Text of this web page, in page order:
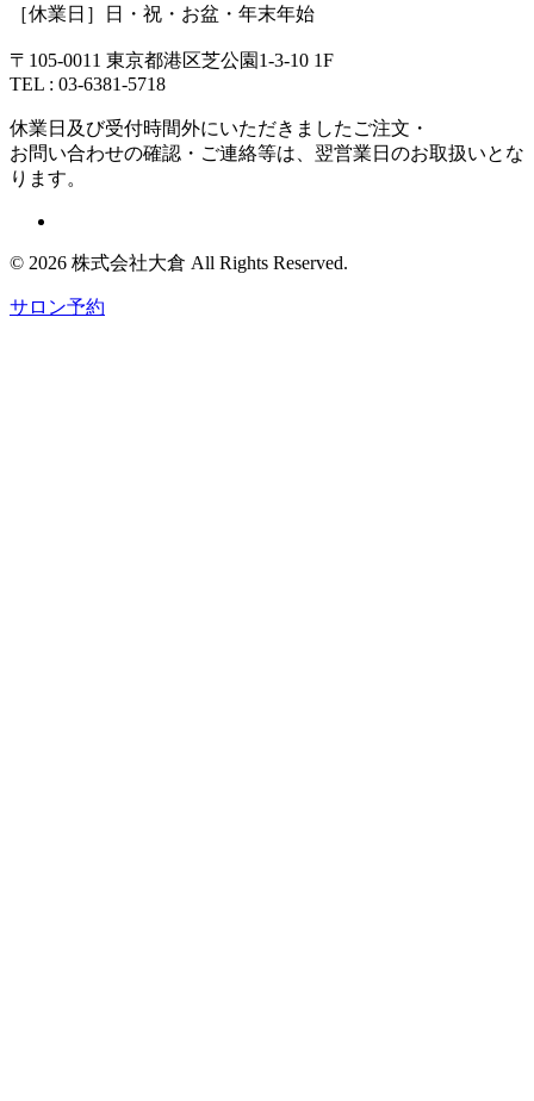
［休業日］日・祝・お盆・年末年始
〒105-0011 東京都港区芝公園1-3-10 1F
TEL : 03-6381-5718
休業日及び受付時間外にいただきましたご注文・
お問い合わせの確認・ご連絡等は、翌営業日のお取扱いとな
ります。
© 2026 株式会社大倉 All Rights Reserved.
サロン予約